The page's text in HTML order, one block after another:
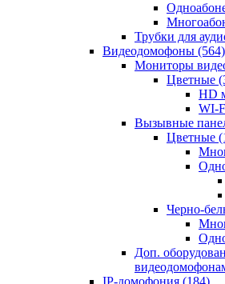
Трубки для
Видеодомофоны (564)
Мониторы
Цветные
HD
WI-
Вызывные
Цветные
Черно-
Доп.
IP-домофония (184)